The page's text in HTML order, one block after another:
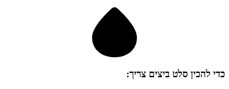
כדי להכין סלט ביצים צריך: